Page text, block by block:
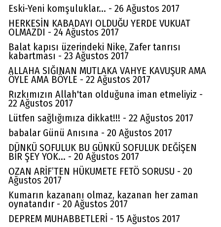
Eski-Yeni komşuluklar... - 26 Ağustos 2017
HERKESİN KABADAYI OLDUĞU YERDE VUKUAT
OLMAZDI - 24 Ağustos 2017
Balat kapısı üzerindeki Nike, Zafer tanrısı
kabartması - 23 Ağustos 2017
ALLAHA SIĞINAN MUTLAKA VAHYE KAVUŞUR AMA
ÖYLE AMA BÖYLE - 22 Ağustos 2017
Rızkımızın Allah'tan olduğuna iman etmeliyiz -
22 Ağustos 2017
Lütfen sağlığımıza dikkat!!! - 22 Ağustos 2017
babalar Günü Anısına - 20 Ağustos 2017
DÜNKÜ SOFULUK BU GÜNKÜ SOFULUK DEĞİŞEN
BİR ŞEY YOK... - 20 Ağustos 2017
OZAN ARİF’TEN HÜKUMETE FETÖ SORUSU - 20
Ağustos 2017
Kumarın kazananı olmaz, kazanan her zaman
oynatandır - 20 Ağustos 2017
DEPREM MUHABBETLERİ - 15 Ağustos 2017